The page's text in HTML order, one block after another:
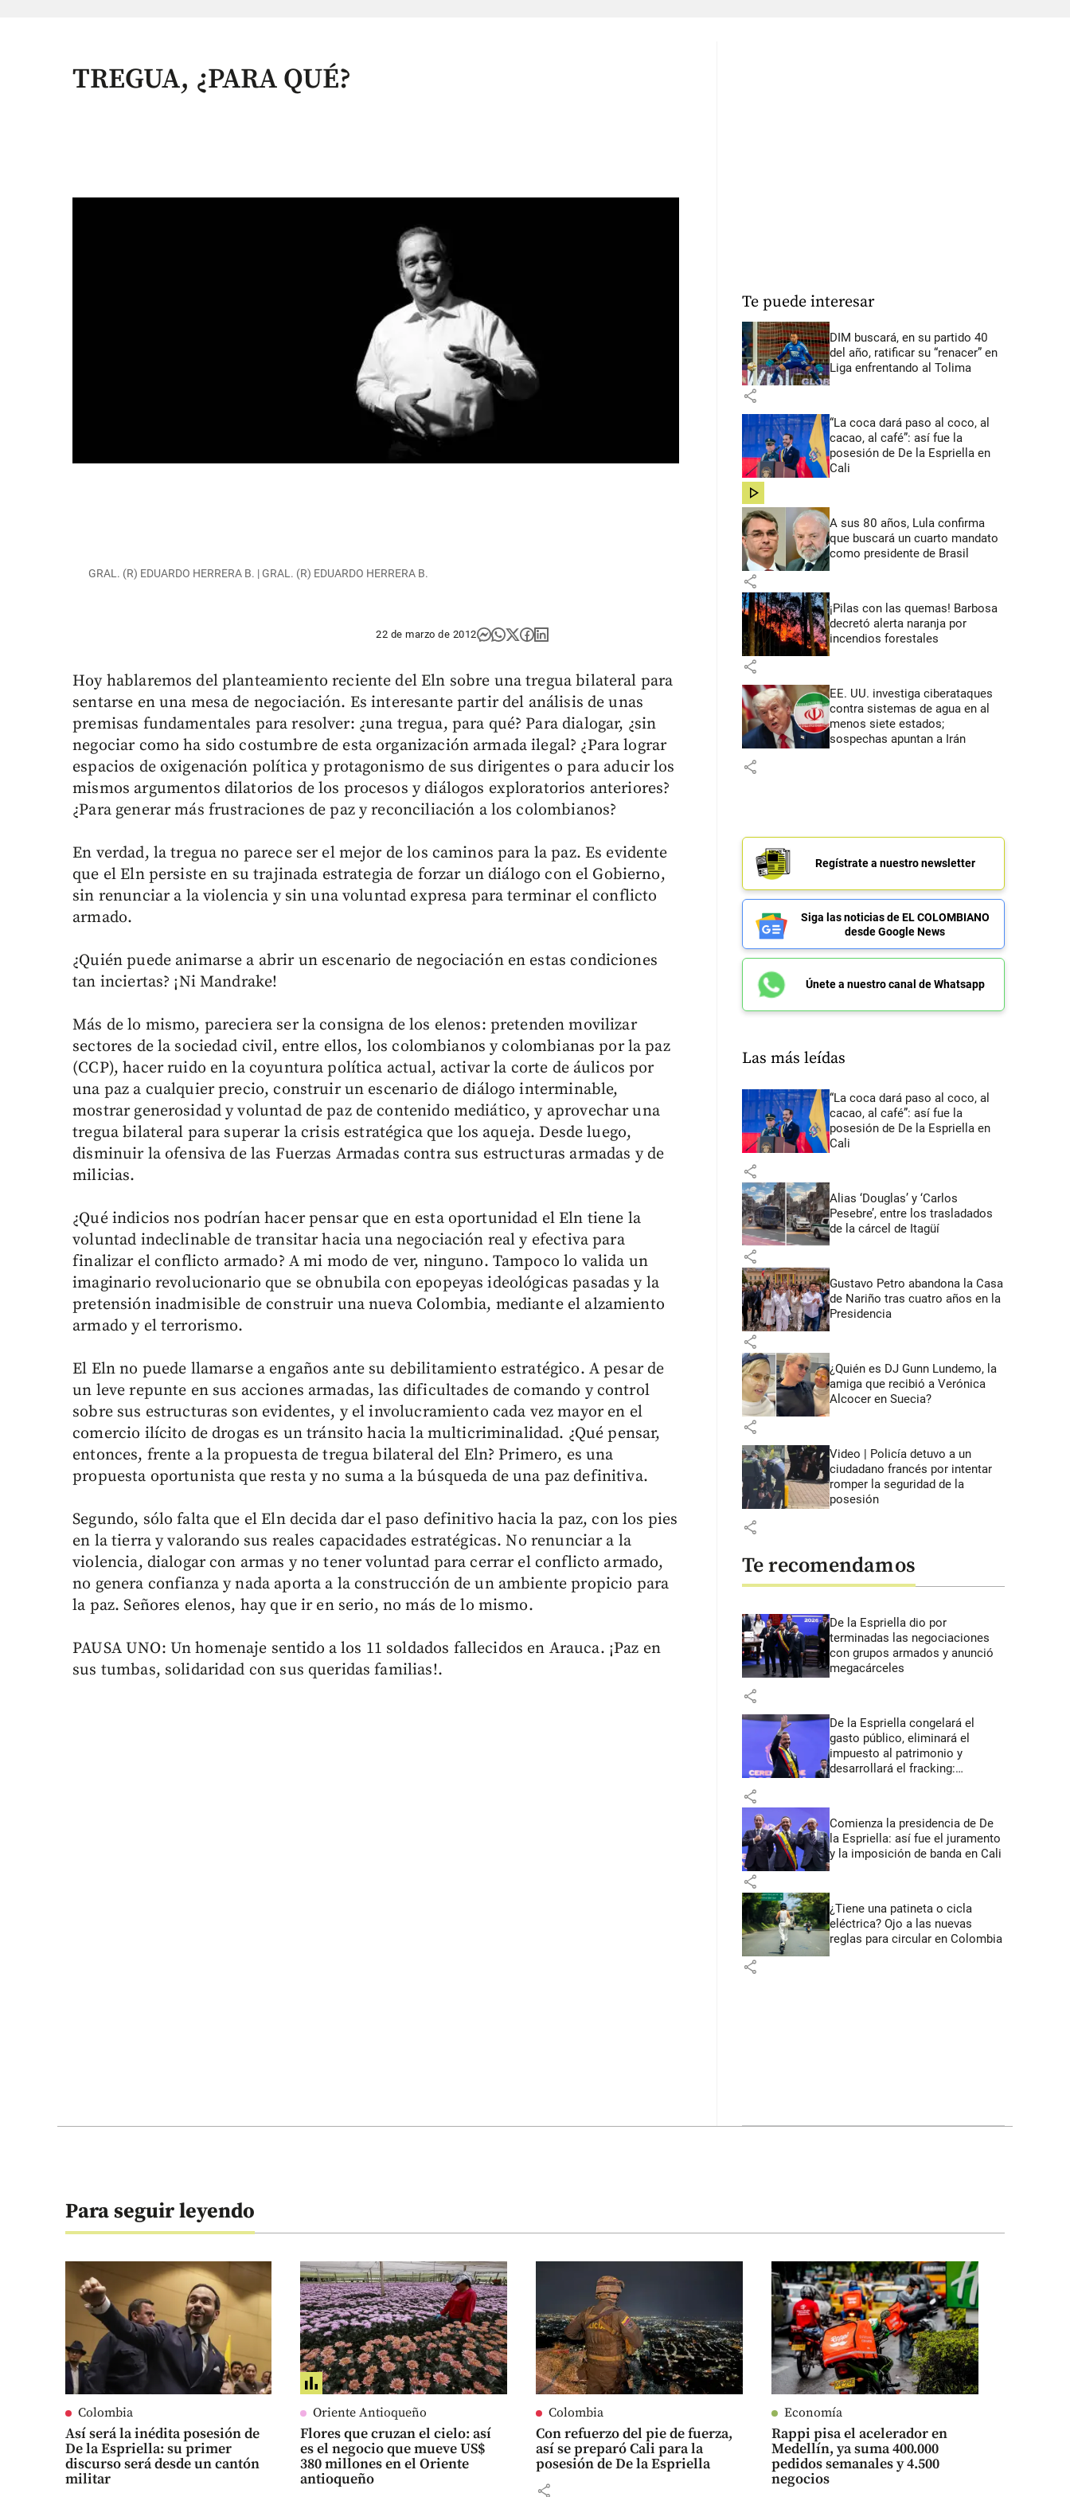
TREGUA, ¿PARA QUÉ?
GRAL. (R) EDUARDO HERRERA B. | GRAL. (R) EDUARDO HERRERA B.
22 de marzo de 2012
Hoy hablaremos del planteamiento reciente del Eln sobre una tregua bilateral para
sentarse en una mesa de negociación. Es interesante partir del análisis de unas
premisas fundamentales para resolver: ¿una tregua, para qué? Para dialogar, ¿sin
negociar como ha sido costumbre de esta organización armada ilegal? ¿Para lograr
espacios de oxigenación política y protagonismo de sus dirigentes o para aducir los
mismos argumentos dilatorios de los procesos y diálogos exploratorios anteriores?
¿Para generar más frustraciones de paz y reconciliación a los colombianos?
En verdad, la tregua no parece ser el mejor de los caminos para la paz. Es evidente
que el Eln persiste en su trajinada estrategia de forzar un diálogo con el Gobierno,
sin renunciar a la violencia y sin una voluntad expresa para terminar el conflicto
armado.
¿Quién puede animarse a abrir un escenario de negociación en estas condiciones
tan inciertas? ¡Ni Mandrake!
Más de lo mismo, pareciera ser la consigna de los elenos: pretenden movilizar
sectores de la sociedad civil, entre ellos, los colombianos y colombianas por la paz
(CCP), hacer ruido en la coyuntura política actual, activar la corte de áulicos por
una paz a cualquier precio, construir un escenario de diálogo interminable,
mostrar generosidad y voluntad de paz de contenido mediático, y aprovechar una
tregua bilateral para superar la crisis estratégica que los aqueja. Desde luego,
disminuir la ofensiva de las Fuerzas Armadas contra sus estructuras armadas y de
milicias.
¿Qué indicios nos podrían hacer pensar que en esta oportunidad el Eln tiene la
voluntad indeclinable de transitar hacia una negociación real y efectiva para
finalizar el conflicto armado? A mi modo de ver, ninguno. Tampoco lo valida un
imaginario revolucionario que se obnubila con epopeyas ideológicas pasadas y la
pretensión inadmisible de construir una nueva Colombia, mediante el alzamiento
armado y el terrorismo.
El Eln no puede llamarse a engaños ante su debilitamiento estratégico. A pesar de
un leve repunte en sus acciones armadas, las dificultades de comando y control
sobre sus estructuras son evidentes, y el involucramiento cada vez mayor en el
comercio ilícito de drogas es un tránsito hacia la multicriminalidad. ¿Qué pensar,
entonces, frente a la propuesta de tregua bilateral del Eln? Primero, es una
propuesta oportunista que resta y no suma a la búsqueda de una paz definitiva.
Segundo, sólo falta que el Eln decida dar el paso definitivo hacia la paz, con los pies
en la tierra y valorando sus reales capacidades estratégicas. No renunciar a la
violencia, dialogar con armas y no tener voluntad para cerrar el conflicto armado,
no genera confianza y nada aporta a la construcción de un ambiente propicio para
la paz. Señores elenos, hay que ir en serio, no más de lo mismo.
PAUSA UNO: Un homenaje sentido a los 11 soldados fallecidos en Arauca. ¡Paz en
sus tumbas, solidaridad con sus queridas familias!.
Te puede interesar
DIM buscará, en su partido 40
del año, ratificar su “renacer” en
Liga enfrentando al Tolima
share
“La coca dará paso al coco, al
cacao, al café”: así fue la
posesión de De la Espriella en
Cali
share
A sus 80 años, Lula confirma
que buscará un cuarto mandato
como presidente de Brasil
share
¡Pilas con las quemas! Barbosa
decretó alerta naranja por
incendios forestales
share
EE. UU. investiga ciberataques
contra sistemas de agua en al
menos siete estados;
sospechas apuntan a Irán
share
Regístrate a nuestro newsletter
Siga las noticias de EL COLOMBIANO
desde Google News
Únete a nuestro canal de Whatsapp
Las más leídas
“La coca dará paso al coco, al
cacao, al café”: así fue la
posesión de De la Espriella en
Cali
share
Alias ‘Douglas’ y ‘Carlos
Pesebre’, entre los trasladados
de la cárcel de Itagüí
share
Gustavo Petro abandona la Casa
de Nariño tras cuatro años en la
Presidencia
share
¿Quién es DJ Gunn Lundemo, la
amiga que recibió a Verónica
Alcocer en Suecia?
share
Video | Policía detuvo a un
ciudadano francés por intentar
romper la seguridad de la
posesión
share
Te recomendamos
De la Espriella dio por
terminadas las negociaciones
con grupos armados y anunció
megacárceles
share
De la Espriella congelará el
gasto público, eliminará el
impuesto al patrimonio y
desarrollará el fracking:
share
Comienza la presidencia de De
la Espriella: así fue el juramento
y la imposición de banda en Cali
share
¿Tiene una patineta o cicla
eléctrica? Ojo a las nuevas
reglas para circular en Colombia
share
Para seguir leyendo
Colombia
Así será la inédita posesión de
De la Espriella: su primer
discurso será desde un cantón
militar
Oriente Antioqueño
Flores que cruzan el cielo: así
es el negocio que mueve US$
380 millones en el Oriente
antioqueño
Colombia
Con refuerzo del pie de fuerza,
así se preparó Cali para la
posesión de De la Espriella
share
Economía
Rappi pisa el acelerador en
Medellín, ya suma 400.000
pedidos semanales y 4.500
negocios